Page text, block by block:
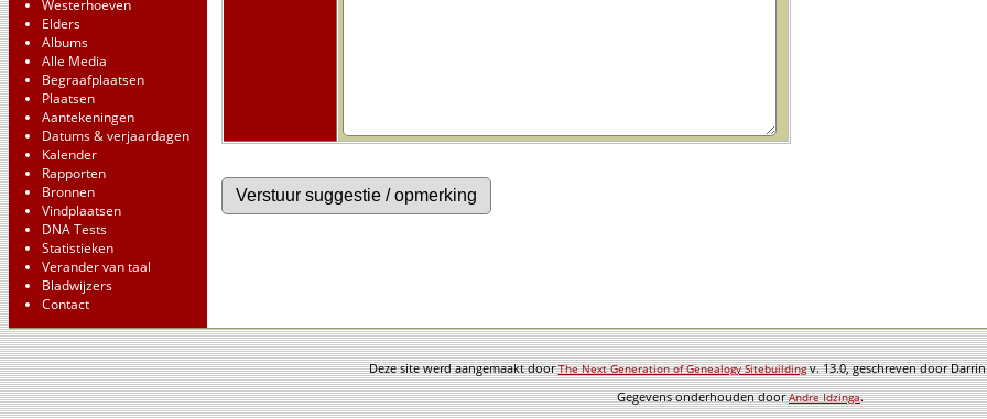
Westerhoeven
Elders
Albums
Alle Media
Begraafplaatsen
Plaatsen
Aantekeningen
Datums & verjaardagen
Kalender
Rapporten
Bronnen
Vindplaatsen
DNA Tests
Statistieken
Verander van taal
Bladwijzers
Contact
Deze site werd aangemaakt doorThe Next Generation of Genealogy Sitebuildingv. 13.0, geschreven door
Gegevens onderhouden doorAndre Idzinga.